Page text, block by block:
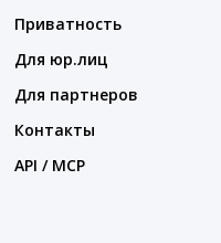
Приватность
Для юр.лиц
Для партнеров
Контакты
API / MCP